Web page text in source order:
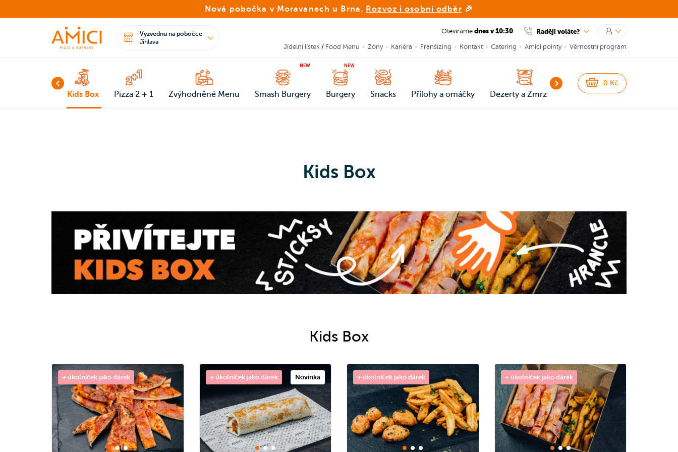
Nová pobočka v Moravanech u Brna. Rozvoz i osobní odběr 🎉
Vyzvednu na pobočce
Jihlava
Otevíráme dnes v 10:30 Raději voláte?
Jídelní lístek / Food Menu Zóny Kariéra Franšízing Kontakt Catering Amici pointy Věrnostní program
Kids Box Pizza 2 + 1 Zvýhodněné Menu Smash Burgery
NEW
Burgery
NEW
Snacks Přílohy a omáčky Dezerty a Zmrzlina Poukazy Nápoje
0 Kč
Kids Box
Kids Box
+ úkolníček jako dárek + úkolníček jako dárek Novinka + úkolníček jako dárek + úkolníček jako dárek